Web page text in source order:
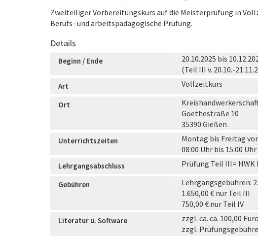
Zweiteiliger Vorbereitungskurs auf die Meisterprüfung in
Berufs- und arbeitspädagogische Prüfung.
Details
Beginn / Ende
20.10.2025 bis
(Teil III v. 20.10.-
Art Vollzeitkurs
Ort
Goethestraße 10
35390 Gießen
Unterrichtszeiten
Montag bis Freitag
08:00 Uhr bis 15:00 Uhr
Lehrgangsabschluss Prüfung Teil III= HWK
Gebühren
Lehrgangsgebühren:
1.650,00 € nur Teil III
750,00 € nur Teil IV
Literatur u. Software
zzgl. ca. ca. 100,00
zzgl.